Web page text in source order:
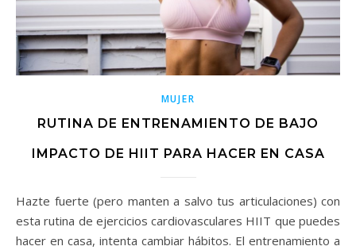
MUJER
RUTINA DE ENTRENAMIENTO DE BAJO
IMPACTO DE HIIT PARA HACER EN CASA
Hazte fuerte (pero manten a salvo tus articulaciones) con
esta rutina de ejercicios cardiovasculares HIIT que puedes
hacer en casa, intenta cambiar hábitos. El entrenamiento a